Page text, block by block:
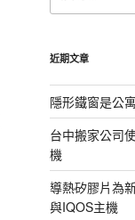
關
字:
近期文章
隱形鐵窗是公
台中搬家公司
機
導熱矽膠片為
與IQOS主機